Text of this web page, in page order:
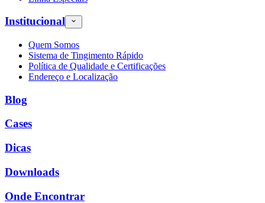
Institucional
Quem Somos
Sistema de Tingimento Rápido
Política de Qualidade e Certificações
Endereço e Localização
Blog
Cases
Dicas
Downloads
Onde Encontrar